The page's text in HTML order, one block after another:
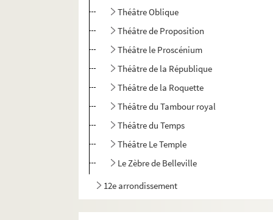
Théâtre Oblique
Théâtre de Proposition
Théâtre le Proscénium
Théâtre de la République
Théâtre de la Roquette
Théâtre du Tambour royal
Théâtre du Temps
Théâtre Le Temple
Le Zèbre de Belleville
12e arrondissement